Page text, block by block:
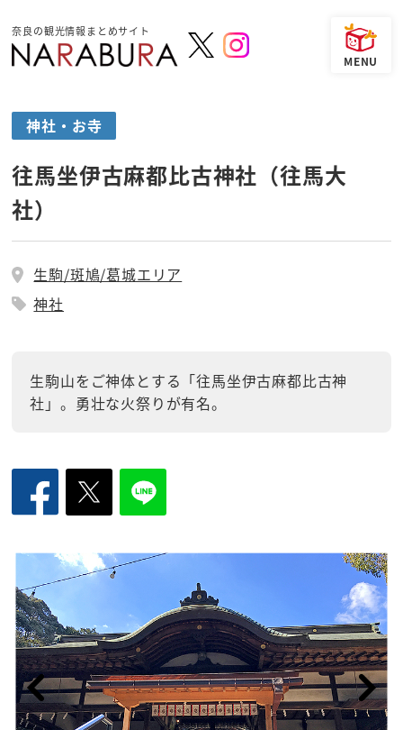
奈良の観光情報まとめサイト
神社・お寺
往馬坐伊古麻都比古神社（往馬大
社）
生駒/斑鳩/葛城エリア
神社
生駒山をご神体とする「往馬坐伊古麻都比古神
社」。勇壮な火祭りが有名。